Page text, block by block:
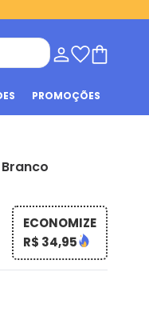
PROMOÇÕES
ECONOMIZE
R$ 34,95